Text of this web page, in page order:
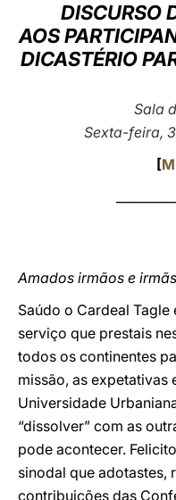
DISCURSO
AOS
DICASTÉRIO
Sala
Sexta-feira,
[
Amados irmãos e
Saúdo o Cardeal
serviço que prestais
todos os continentes
missão, as expetativas
Universidade
“dissolver” com as
pode acontecer.
sinodal que adotastes,
contribuições das